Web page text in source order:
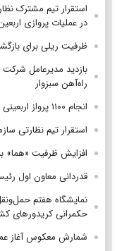
استقرار تیم مشترک
در عملیات پروازی اربعین
ظرفیت ریلی برای
بازدید مدیرعامل
راه‌آهن سبزوار
انجام ۱۱۰۰ پرواز اربعینی و جابه‌جایی ۱۴۱ هزار زائر تا ۱۲ مرداد
استقرار تیم‌ نظارتی
افزایش ظرفیت «هما» به ۳۸ هزار صندلی در اربعین
قدردانی معاون اول
نمایشگاه هفتم
حکمرانی کریدورهای
شمارش معکوس آغاز